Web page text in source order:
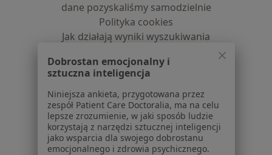
dane pozyskaliśmy samodzielnie
Polityka cookies
Jak działają wyniki wyszukiwania
O nas
Praca Rekrutujemy!
Partnerzy
Centrum prasowe
Kontakt
Dla pacjentów
Dobrostan emocjonalny i
sztuczna inteligencja
Niniejsza ankieta, przygotowana przez
zespół Patient Care Doctoralia, ma na celu
lepsze zrozumienie, w jaki sposób ludzie
korzystają z narzędzi sztucznej inteligencji
jako wsparcia dla swojego dobrostanu
emocjonalnego i zdrowia psychicznego.